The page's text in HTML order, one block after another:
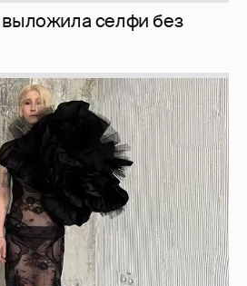
селфи без